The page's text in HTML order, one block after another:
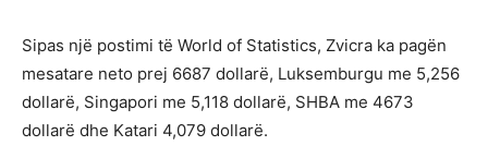
Sipas një postimi të World of Statistics, Zvicra ka pagën
mesatare neto prej 6687 dollarë, Luksemburgu me 5,256
dollarë, Singapori me 5,118 dollarë, SHBA me 4673
dollarë dhe Katari 4,079 dollarë.